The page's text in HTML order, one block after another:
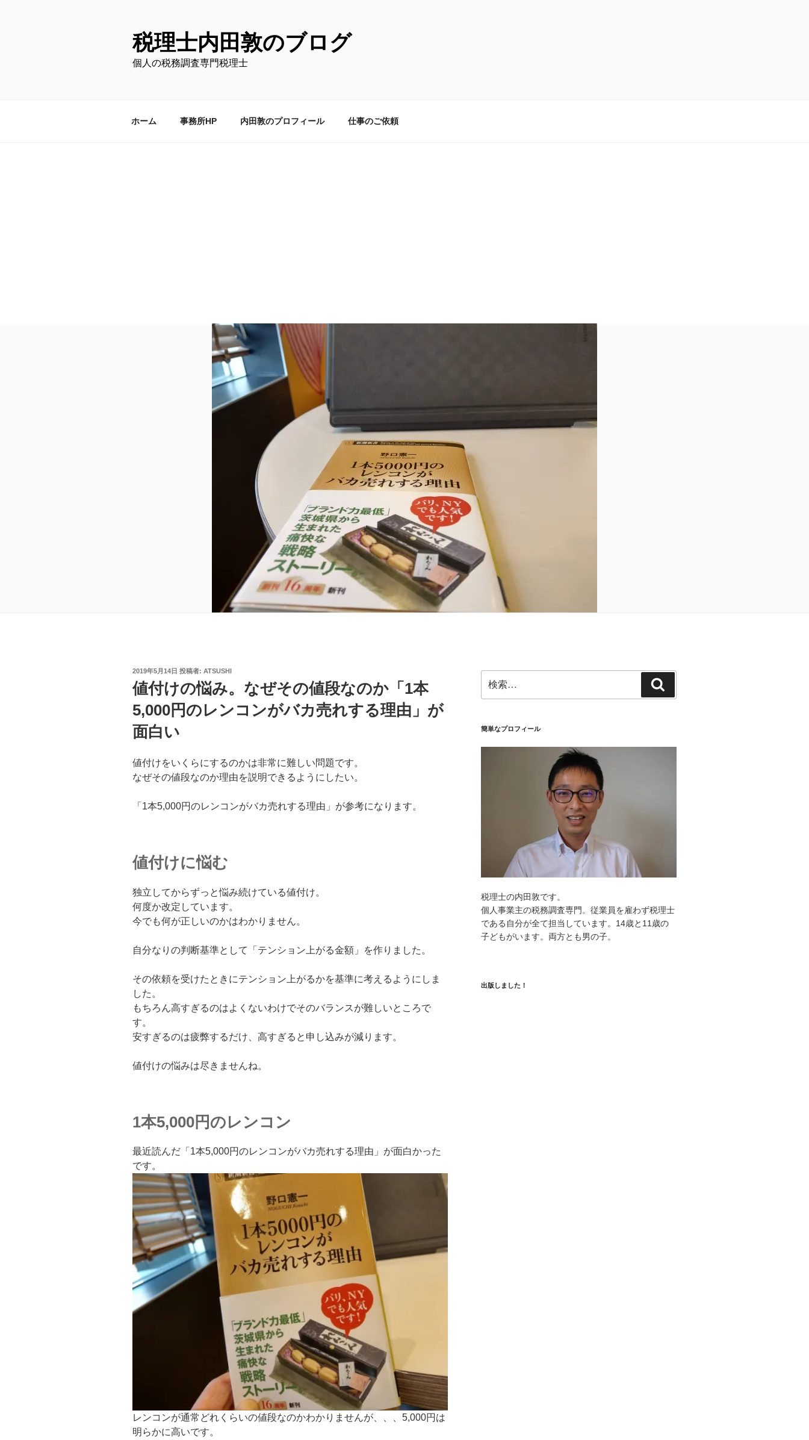
税理士内田敦のブログ
個人の税務調査専門税理士
ホーム 事務所HP 内田敦のプロフィール 仕事のご依頼
投
稿
日:
2019年5月14日 投稿者: ATSUSHI
値付けの悩み。なぜその値段なのか「1本
5,000円のレンコンがバカ売れする理由」が
面白い
値付けをいくらにするのかは非常に難しい問題です。
なぜその値段なのか理由を説明できるようにしたい。
「1本5,000円のレンコンがバカ売れする理由」が参考になります。
値付けに悩む
独立してからずっと悩み続けている値付け。
何度か改定しています。
今でも何が正しいのかはわかりません。
自分なりの判断基準として「テンション上がる金額」を作りました。
その依頼を受けたときにテンション上がるかを基準に考えるようにしま
した。
もちろん高すぎるのはよくないわけでそのバランスが難しいところで
す。
安すぎるのは疲弊するだけ、高すぎると申し込みが減ります。
値付けの悩みは尽きませんね。
1本5,000円のレンコン
最近読んだ「1本5,000円のレンコンがバカ売れする理由」が面白かった
です。
レンコンが通常どれくらいの値段なのかわかりませんが、、、5,000円は
明らかに高いです。
索:
索
簡単なプロフィール
税理士の内田敦です。
個人事業主の税務調査専門。従業員を雇わず税理士
である自分が全て担当しています。14歳と11歳の
子どもがいます。両方とも男の子。
出版しました！